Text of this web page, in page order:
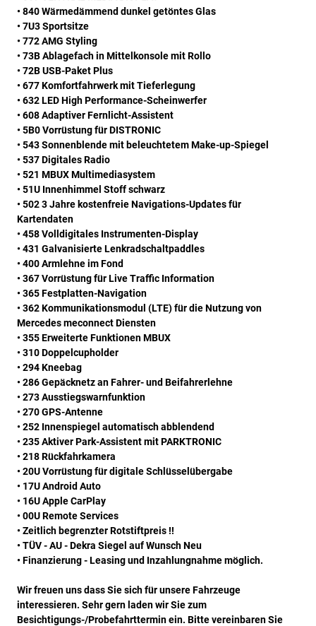
• 840 Wärmedämmend dunkel getöntes Glas
• 7U3 Sportsitze
• 772 AMG Styling
• 73B Ablagefach in Mittelkonsole mit Rollo
• 72B USB-Paket Plus
• 677 Komfortfahrwerk mit Tieferlegung
• 632 LED High Performance-Scheinwerfer
• 608 Adaptiver Fernlicht-Assistent
• 5B0 Vorrüstung für DISTRONIC
• 543 Sonnenblende mit beleuchtetem Make-up-Spiegel
• 537 Digitales Radio
• 521 MBUX Multimediasystem
• 51U Innenhimmel Stoff schwarz
• 502 3 Jahre kostenfreie Navigations-Updates für
Kartendaten
• 458 Volldigitales Instrumenten-Display
• 431 Galvanisierte Lenkradschaltpaddles
• 400 Armlehne im Fond
• 367 Vorrüstung für Live Traffic Information
• 365 Festplatten-Navigation
• 362 Kommunikationsmodul (LTE) für die Nutzung von
Mercedes meconnect Diensten
• 355 Erweiterte Funktionen MBUX
• 310 Doppelcupholder
• 294 Kneebag
• 286 Gepäcknetz an Fahrer- und Beifahrerlehne
• 273 Ausstiegswarnfunktion
• 270 GPS-Antenne
• 252 Innenspiegel automatisch abblendend
• 235 Aktiver Park-Assistent mit PARKTRONIC
• 218 Rückfahrkamera
• 20U Vorrüstung für digitale Schlüsselübergabe
• 17U Android Auto
• 16U Apple CarPlay
• 00U Remote Services
• Zeitlich begrenzter Rotstiftpreis !!
• TÜV - AU - Dekra Siegel auf Wunsch Neu
• Finanzierung - Leasing und Inzahlungnahme möglich.
Wir freuen uns dass Sie sich für unsere Fahrzeuge
interessieren. Sehr gern laden wir Sie zum
Besichtigungs-/Probefahrttermin ein. Bitte vereinbaren Sie